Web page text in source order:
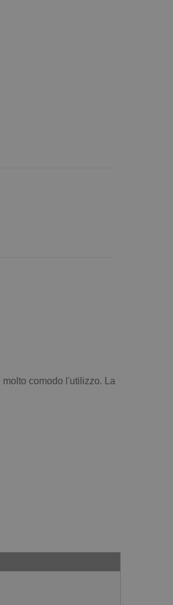
comodo l'utilizzo. La